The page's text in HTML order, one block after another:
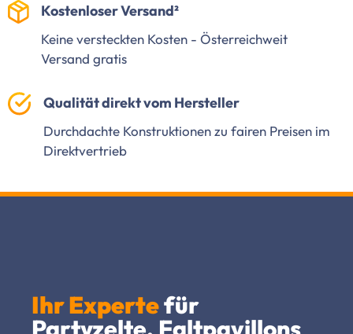
Kostenloser Versand²
Keine versteckten Kosten - Österreichweit
Versand gratis
Qualität direkt vom Hersteller
Durchdachte Konstruktionen zu fairen Preisen im
Direktvertrieb
Ihr Expertefür